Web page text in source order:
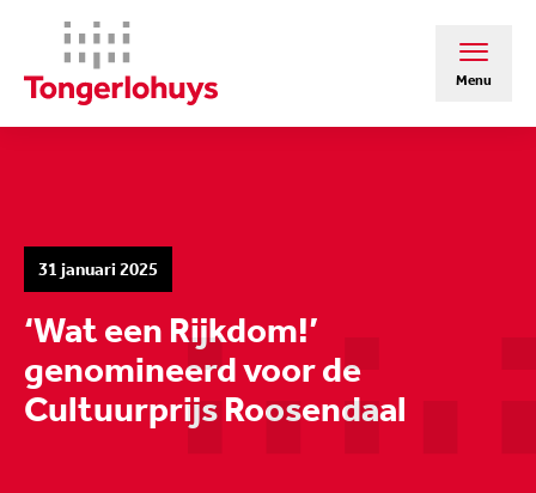
Menu
31 januari 2025
‘Wat een Rijkdom!’
genomineerd voor de
Cultuurprijs Roosendaal